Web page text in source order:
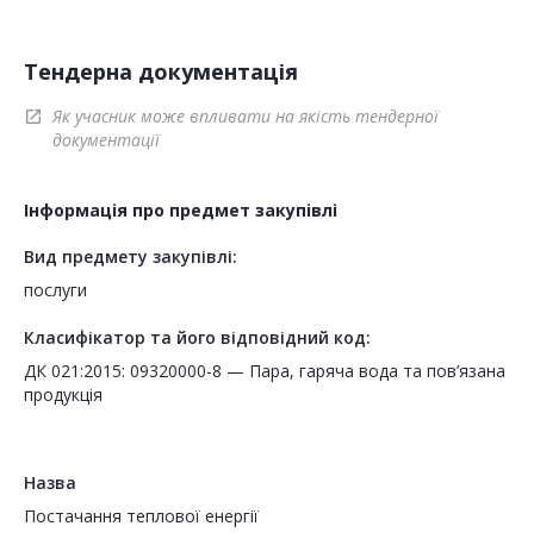
Тендерна документація
open_in_new
Як учасник може впливати на якість тендерної
документації
Інформація про предмет закупівлі
Вид предмету закупівлі:
послуги
Класифікатор та його відповідний код:
ДК 021:2015: 09320000-8 — Пара, гаряча вода та пов’язана
продукція
Назва
Постачання теплової енергії